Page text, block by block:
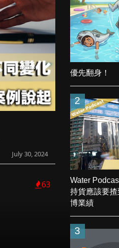
July 30, 2024
63
優先翻身！
2
Water
持貨應該要
博業績
3